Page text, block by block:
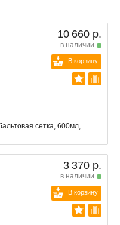
10 660 р.
в наличии
В корзину
сетка, 600мл,
3 370 р.
в наличии
В корзину